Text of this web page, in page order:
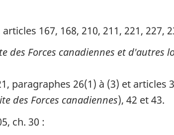
167, 168, 210, 211, 221, 227,
Forces canadiennes et d'autres
paragraphes 26(1) à (3) et articles
des Forces canadiennes), 42 et 43.
ch. 30 :